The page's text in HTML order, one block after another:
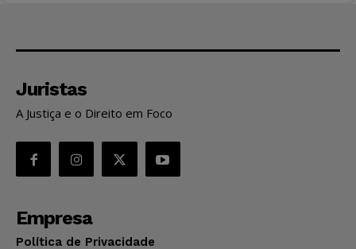
Juristas
A Justiça e o Direito em Foco
Empresa
Política de Privacidade